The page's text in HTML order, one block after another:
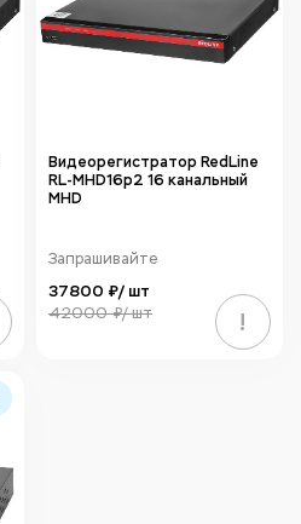
Видеорегистратор RedLine
RL-MHD16p2 16 канальный
MHD
Запрашивайте
37800 ₽/ шт
42000 ₽/ шт !